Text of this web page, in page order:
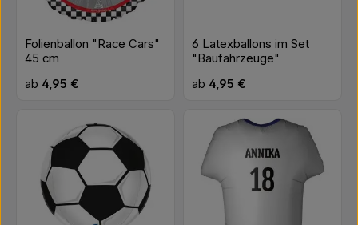
Folienballon "Race Cars"
45 cm
Regulärer Preis:
ab 4,95 €
6 Latexballons im Set
"Baufahrzeuge"
Regulärer Preis:
ab 4,95 €